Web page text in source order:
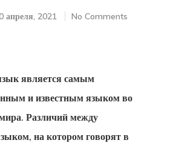
апреля, 2021 No Comments
является самым
и известным языком во
Различий между
на котором говорят в